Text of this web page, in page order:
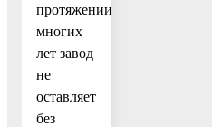
протяжении
многих
лет завод
не
оставляет
без